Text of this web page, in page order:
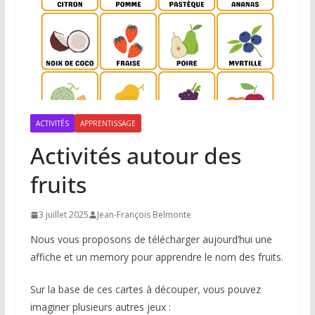
ACTIVITÉS APPRENTISSAGE
Activités autour des
fruits
3 juillet 2025 Jean-François Belmonte
Nous vous proposons de télécharger aujourd’hui une
affiche et un memory pour apprendre le nom des fruits.
Sur la base de ces cartes à découper, vous pouvez
imaginer plusieurs autres jeux :